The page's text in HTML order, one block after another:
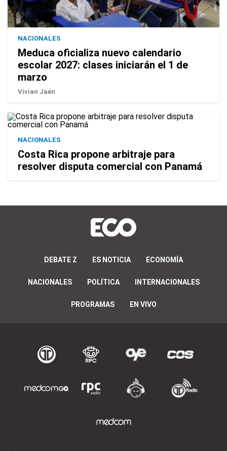
NACIONALES
Meduca oficializa nuevo calendario
escolar 2027: clases iniciarán el 1 de
marzo
Vivian Jaén
NACIONALES
Costa Rica propone arbitraje para
resolver disputa comercial con Panamá
DEBATE Z ES NOTICIA ECONOMÍA
NACIONALES POLÍTICA INTERNACIONALES
PROGRAMAS EN VIVO